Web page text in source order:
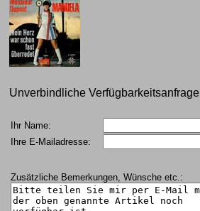
Unverbindliche Verfügbarkeitsanfrage
Ihr Name:
Ihre E-Mailadresse:
Zusätzliche Bemerkungen, Wünsche etc.: